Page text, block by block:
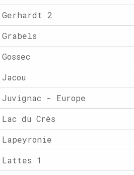
Gerhardt 2
Grabels
Gossec
Jacou
Juvignac - Europe
Lac du Crès
Lapeyronie
Lattes 1